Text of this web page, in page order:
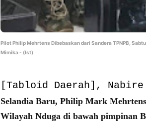
Pilot Philip Mehrtens Dibebaskan dari Sandera TPNPB,
Mimika - (Ist)
[Tabloid Daerah],
Selandia Baru, Philip Mark
Wilayah Nduga di bawah pimpinan